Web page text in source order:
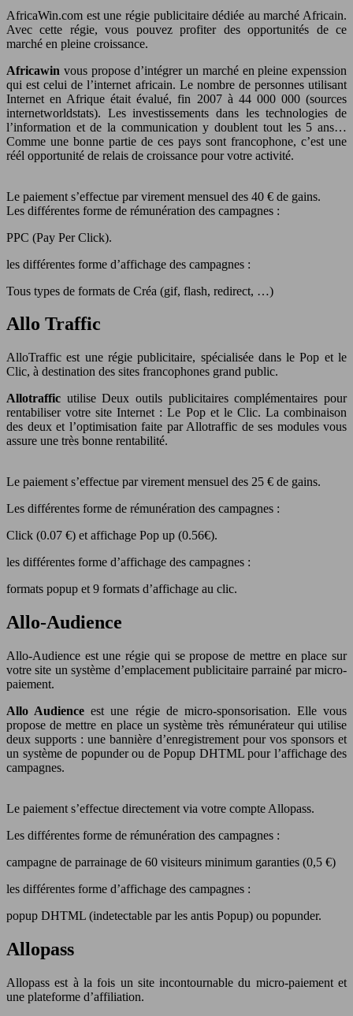
AfricaWin.com est une régie publicitaire dédiée au marché Africain.
Avec cette régie, vous pouvez profiter des opportunités de ce
marché en pleine croissance.
Africawin vous propose d’intégrer un marché en pleine expenssion
qui est celui de l’internet africain. Le nombre de personnes utilisant
Internet en Afrique était évalué, fin 2007 à 44 000 000 (sources
internetworldstats). Les investissements dans les technologies de
l’information et de la communication y doublent tout les 5 ans…
Comme une bonne partie de ces pays sont francophone, c’est une
réél opportunité de relais de croissance pour votre activité.
Le paiement s’effectue par virement mensuel des 40 € de gains.
Les différentes forme de rémunération des campagnes :
PPC (Pay Per Click).
les différentes forme d’affichage des campagnes :
Tous types de formats de Créa (gif, flash, redirect, …)
Allo Traffic
AlloTraffic est une régie publicitaire, spécialisée dans le Pop et le
Clic, à destination des sites francophones grand public.
Allotraffic utilise Deux outils publicitaires complémentaires pour
rentabiliser votre site Internet : Le Pop et le Clic. La combinaison
des deux et l’optimisation faite par Allotraffic de ses modules vous
assure une très bonne rentabilité.
Le paiement s’effectue par virement mensuel des 25 € de gains.
Les différentes forme de rémunération des campagnes :
Click (0.07 €) et affichage Pop up (0.56€).
les différentes forme d’affichage des campagnes :
formats popup et 9 formats d’affichage au clic.
Allo-Audience
Allo-Audience est une régie qui se propose de mettre en place sur
votre site un système d’emplacement publicitaire parrainé par micro-
paiement.
Allo Audience est une régie de micro-sponsorisation. Elle vous
propose de mettre en place un système très rémunérateur qui utilise
deux supports : une bannière d’enregistrement pour vos sponsors et
un système de popunder ou de Popup DHTML pour l’affichage des
campagnes.
Le paiement s’effectue directement via votre compte Allopass.
Les différentes forme de rémunération des campagnes :
campagne de parrainage de 60 visiteurs minimum garanties (0,5 €)
les différentes forme d’affichage des campagnes :
popup DHTML (indetectable par les antis Popup) ou popunder.
Allopass
Allopass est à la fois un site incontournable du micro-paiement et
une plateforme d’affiliation.